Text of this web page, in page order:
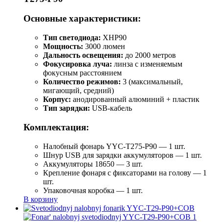
Основные характеристики:
Тип светодиода: XHP90
Мощность: 3000 люмен
Дальность освещения: до 2000 метров
Фокусировка луча: линза с изменяемым
фокусным расстоянием
Количество режимов: 3 (максимальный,
мигающий, средний)
Корпус: анодированный алюминий + пластик
Тип зарядки: USB-кабель
Комплектация:
Налобный фонарь YYC-T275-P90 — 1 шт.
Шнур USB для зарядки аккумуляторов — 1 шт.
Аккумуляторы 18650 — 3 шт.
Крепление фонаря с фиксаторами на голову — 1
шт.
Упаковочная коробка — 1 шт.
В корзину